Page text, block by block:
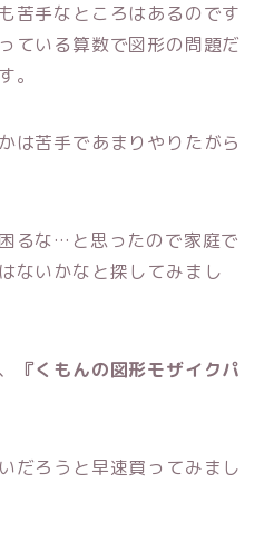
苦手なところはあるのです
ている算数で図形の問題だ
。
は苦手であまりやりたがら
るな…と思ったので家庭で
ないかなと探してみまし
『くもんの図形モザイクパ
だろうと早速買ってみまし